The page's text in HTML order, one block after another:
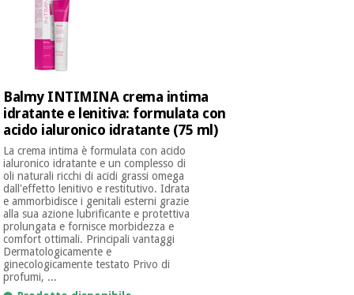
Balmy INTIMINA crema intima
idratante e lenitiva: formulata con
acido ialuronico idratante (75 ml)
La crema intima è formulata con acido
ialuronico idratante e un complesso di
oli naturali ricchi di acidi grassi omega
dall'effetto lenitivo e restitutivo. Idrata
e ammorbidisce i genitali esterni grazie
alla sua azione lubrificante e protettiva
prolungata e fornisce morbidezza e
comfort ottimali. Principali vantaggi
Dermatologicamente e
ginecologicamente testato Privo di
profumi, ...